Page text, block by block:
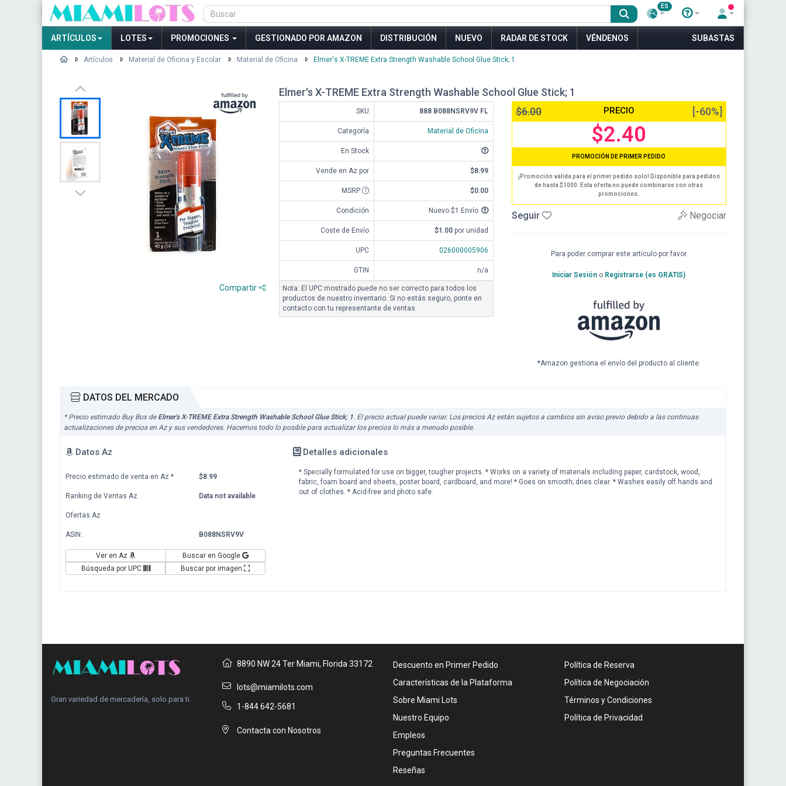
ES
ARTÍCULOS LOTES PROMOCIONES GESTIONADO POR AMAZON DISTRIBUCIÓN NUEVO RADAR DE STOCK VÉNDENOS SUBASTAS
Artículos Material de Oficina y Escolar Material de Oficina Elmer's X-TREME Extra Strength Washable School Glue Stick; 1
Compartir
Elmer's X-TREME Extra Strength Washable School Glue Stick; 1
SKU 888 B088NSRV9V FL
Categoría Material de Oficina
En Stock
Vende en Az por $8.99
MSRP $0.00
Condición Nuevo $1 Envío
Coste de Envío $1.00 por unidad
UPC 026000005906
GTIN n/a
Nota: El UPC mostrado puede no ser correcto para todos los
productos de nuestro inventario. Si no estás seguro, ponte en
contacto con tu representante de ventas.
$6.00 PRECIO [-60%]
$2.40
PROMOCIÓN DE PRIMER PEDIDO
¡Promoción válida para el primer pedido solo! Disponible para pedidos
de hasta $1000. Esta oferta no puede combinarse con otras
promociones.
Seguir Negociar
Para poder comprar este artículo por favor
Iniciar Sesión o Registrarse (es GRATIS)
*Amazon gestiona el envío del producto al cliente.
DATOS DEL MERCADO
* Precio estimado Buy Box de Elmer's X-TREME Extra Strength Washable School Glue Stick; 1. El precio actual puede variar. Los precios Az están sujetos a cambios sin aviso previo debido a las continuas
actualizaciones de precios en Az y sus vendedores. Hacemos todo lo posible para actualizar los precios lo más a menudo posible.
Datos Az
Precio estimado de venta en Az * $8.99
Ranking de Ventas Az Data not available
Ofertas Az
ASIN: B088NSRV9V
Ver en Az
Buscar en Google
Búsqueda por UPC
Buscar por imagen
Detalles adicionales
* Specially formulated for use on bigger, tougher projects. * Works on a variety of materials including paper, cardstock, wood,
fabric, foam board and sheets, poster board, cardboard, and more! * Goes on smooth; dries clear. * Washes easily off hands and
out of clothes. * Acid-free and photo safe.
Gran variedad de mercadería, solo para ti.
8890 NW 24 Ter Miami, Florida 33172
lots@miamilots.com
1-844 642-5681
Contacta con Nosotros
Descuento en Primer Pedido
Características de la Plataforma
Sobre Miami Lots
Nuestro Equipo
Empleos
Preguntas Frecuentes
Reseñas
Política de Reserva
Política de Negociación
Términos y Condiciones
Política de Privacidad